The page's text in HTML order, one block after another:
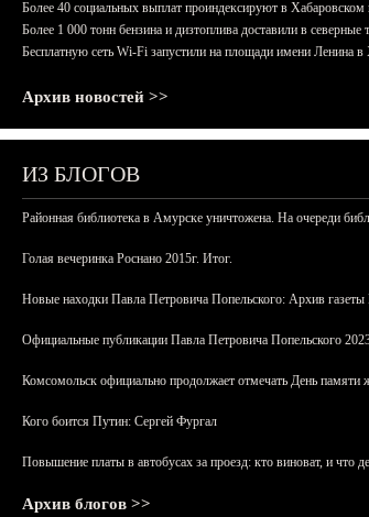
Более 40 социальных выплат проиндексируют в Хабаровском
Более 1 000 тонн бензина и дизтоплива доставили в северные
Бесплатную сеть Wi-Fi запустили на площади имени Ленина в
Архив новостей >>
ИЗ БЛОГОВ
Районная библиотека в Амурске уничтожена. На очереди
Голая вечеринка Роснано 2015г. Итог.
Новые находки Павла Петровича Попельского: Архив
Официальные публикации Павла Петровича Попельского
Комсомольск официально продолжает отмечать День памяти
Кого боится Путин: Сергей Фургал
Повышение платы в автобусах за проезд: кто виноват, и что
Архив блогов >>